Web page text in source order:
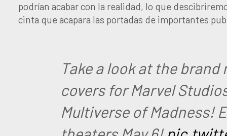
podrían acabar con la realidad, lo que
cinta que acapara las portadas de importantes
Take a look at the brand
covers for Marvel
Multiverse of Madness!